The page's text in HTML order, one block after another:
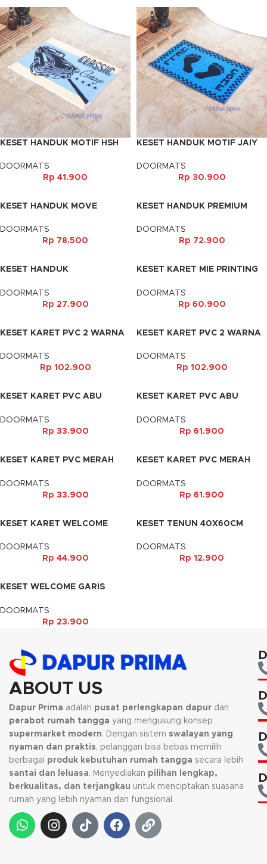
KESET HANDUK MOTIF HSH
DOORMATS
Rp 41.900
KESET HANDUK MOTIF JAIY
DOORMATS
Rp 30.900
KESET HANDUK MOVE
DOORMATS
Rp 78.500
KESET HANDUK PREMIUM
DOORMATS
Rp 72.900
KESET HANDUK
40X60CM
DOORMATS
Rp 27.900
KESET KARET MIE PRINTING
DOORMATS
Rp 60.900
KESET KARET PVC 2 WARNA
DOORMATS
Rp 102.900
KESET KARET PVC 2 WARNA
DOORMATS
Rp 102.900
KESET KARET PVC ABU
DOORMATS
Rp 33.900
KESET KARET PVC ABU
DOORMATS
Rp 61.900
KESET KARET PVC MERAH
DOORMATS
Rp 33.900
KESET KARET PVC MERAH
DOORMATS
Rp 61.900
KESET KARET WELCOME
DOORMATS
Rp 44.900
KESET TENUN 40X60CM
DOORMATS
Rp 12.900
KESET WELCOME GARIS
DOORMATS
Rp 23.900
ABOUT US
Dapur Prima adalah pusat perlengkapan dapur dan
perabot rumah tangga yang mengusung konsep
supermarket modern. Dengan sistem swalayan yang
nyaman dan praktis, pelanggan bisa bebas memilih
berbagai produk kebutuhan rumah tangga secara lebih
santai dan leluasa. Menyediakan pilihan lengkap,
berkualitas, dan terjangkau untuk menciptakan suasana
rumah yang lebih nyaman dan fungsional.